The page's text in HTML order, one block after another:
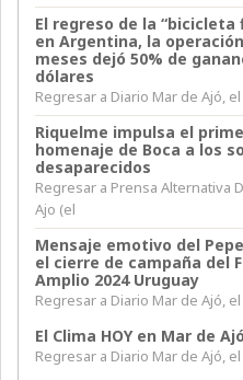
El regreso de la “bicicleta
en Argentina, la
meses dejó 50% de
dólares
Regresar a Diario Mar de Ajó,
Riquelme impulsa el
homenaje de Boca a los
desaparecidos
Regresar a Prensa Alternativa
Ajo (el
Mensaje emotivo del
el cierre de campaña del
Amplio 2024 Uruguay
Regresar a Diario Mar de Ajó,
El Clima HOY en Mar de Ajó
Regresar a Diario Mar de Ajó,